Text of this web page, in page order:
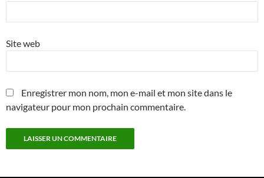
Site web
Enregistrer mon nom, mon e-mail et mon site dans le
navigateur pour mon prochain commentaire.